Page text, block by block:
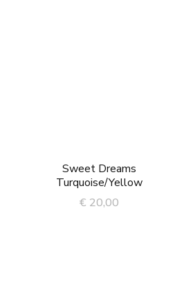
Sweet Dreams
Turquoise/Yellow
€ 20,00